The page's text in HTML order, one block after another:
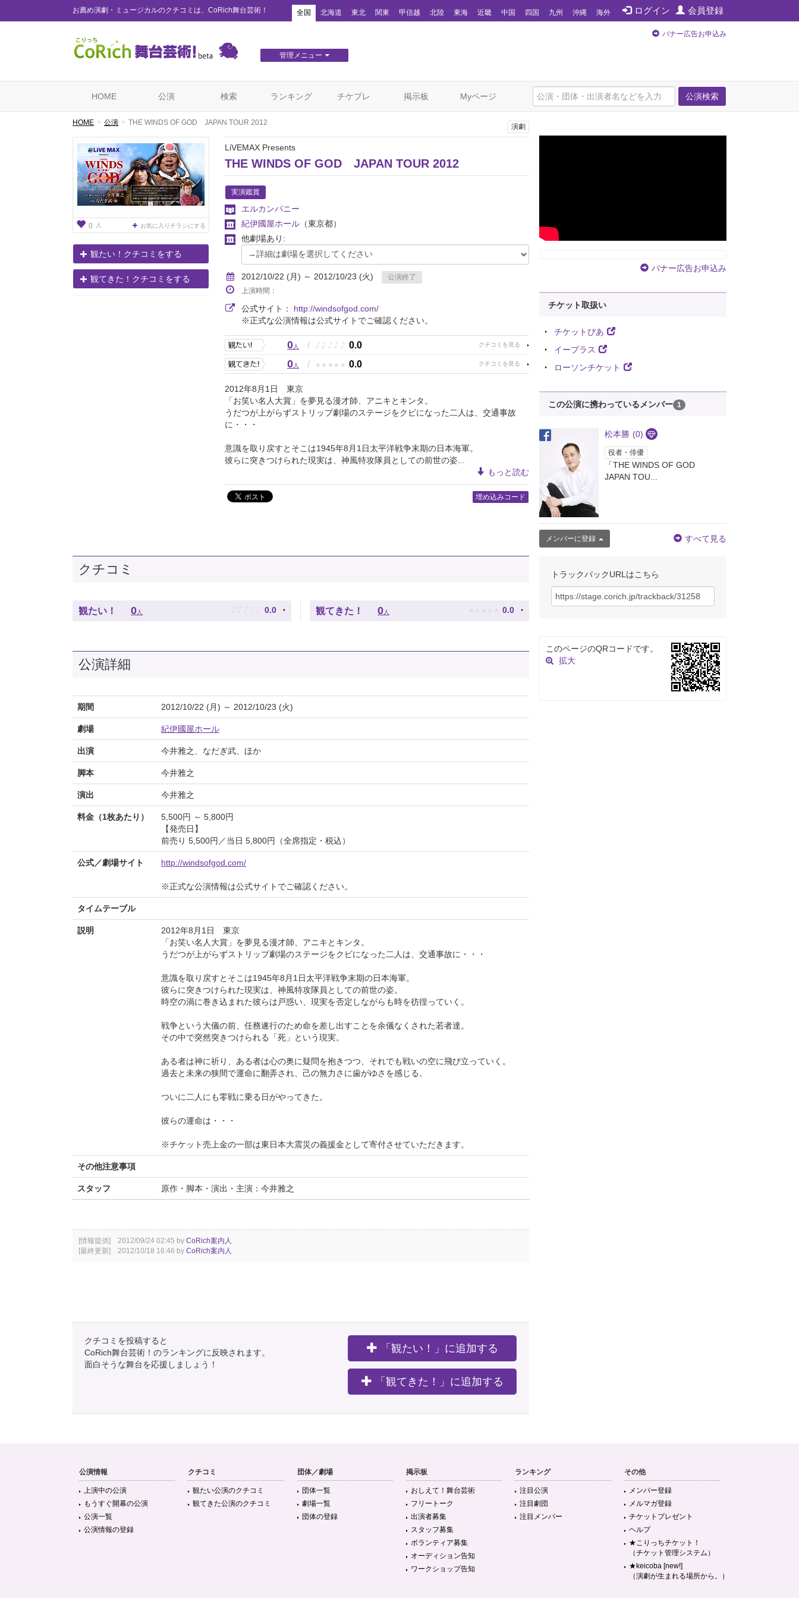
お薦め演劇・ミュージカルのクチコミは、CoRich舞台芸術！ ログイン 会員登録
全国 北海道 東北 関東 甲信越 北陸 東海 近畿 中国 四国 九州 沖縄 海外
管理メニュー
バナー広告お申込み
公演検索
HOME 公演 検索 ランキング チケプレ 掲示板 Myページ
HOME 公演 THE WINDS OF GOD JAPAN TOUR 2012
0 人 お気に入りチラシにする
観たい！クチコミをする
観てきた！クチコミをする
演劇
LiVEMAX Presents
THE WINDS OF GOD JAPAN TOUR 2012
実演鑑賞
エルカンパニー
紀伊國屋ホール （東京都）
他劇場あり:
2012/10/22 (月) ～ 2012/10/23 (火)
公演終了
上演時間：
公式サイト： http://windsofgod.com/
※正式な公演情報は公式サイトでご確認ください。
0人 / ♪ ♪ ♪ ♪ ♪ 0.0
0人 / ★ ★ ★ ★ ★ 0.0
2012年8月1日 東京
「お笑い名人大賞」を夢見る漫才師、アニキとキンタ。
うだつが上がらずストリップ劇場のステージをクビになった二人は、交通事故
に・・・
意識を取り戻すとそこは1945年8月1日太平洋戦争末期の日本海軍。
彼らに突きつけられた現実は、神風特攻隊員としての前世の姿...
もっと読む
埋め込みコード
クチコミ
観たい！ 0 人 ♪ ♪ ♪ ♪ ♪ 0.0 観てきた！ 0 人 ★ ★ ★ ★ ★ 0.0
公演詳細
期間 2012/10/22 (月) ～ 2012/10/23 (火)
劇場 紀伊國屋ホール
出演 今井雅之、なだぎ武、ほか
脚本 今井雅之
演出 今井雅之
料金（1枚あたり）
5,500円 ～ 5,800円
【発売日】
前売り 5,500円／当日 5,800円（全席指定・税込）
公式／劇場サイト http://windsofgod.com/
※正式な公演情報は公式サイトでご確認ください。
タイムテーブル
説明
2012年8月1日 東京
「お笑い名人大賞」を夢見る漫才師、アニキとキンタ。
うだつが上がらずストリップ劇場のステージをクビになった二人は、交通事故に・・・
意識を取り戻すとそこは1945年8月1日太平洋戦争末期の日本海軍。
彼らに突きつけられた現実は、神風特攻隊員としての前世の姿。
時空の渦に巻き込まれた彼らは戸惑い、現実を否定しながらも時を彷徨っていく。
戦争という大儀の前、任務遂行のため命を差し出すことを余儀なくされた若者達。
その中で突然突きつけられる「死」という現実。
ある者は神に祈り、ある者は心の奥に疑問を抱きつつ、それでも戦いの空に飛び立っていく。
過去と未来の狭間で運命に翻弄され、己の無力さに歯がゆさを感じる。
ついに二人にも零戦に乗る日がやってきた。
彼らの運命は・・・
※チケット売上金の一部は東日本大震災の義援金として寄付させていただきます。
その他注意事項
スタッフ 原作・脚本・演出・主演：今井雅之
[情報提供] 2012/09/24 02:45 by CoRich案内人
[最終更新] 2012/10/18 16:46 by CoRich案内人
クチコミを投稿すると
CoRich舞台芸術！のランキングに反映されます。
面白そうな舞台を応援しましょう！
「観たい！」に追加する
「観てきた！」に追加する
バナー広告お申込み
チケット取扱い
チケットぴあ
イープラス
ローソンチケット
この公演に携わっているメンバー 1
松本勝 (0)
役者・俳優
「THE WINDS OF GOD
JAPAN TOU...
メンバーに登録 すべて見る
トラックバックURLはこちら
このページのQRコードです。
拡大
公演情報
上演中の公演
もうすぐ開幕の公演
公演一覧
公演情報の登録
クチコミ
観たい公演のクチコミ
観てきた公演のクチコミ
団体／劇場
団体一覧
劇場一覧
団体の登録
掲示板
おしえて！舞台芸術
フリートーク
出演者募集
スタッフ募集
ボランティア募集
オーディション告知
ワークショップ告知
ランキング
注目公演
注目劇団
注目メンバー
その他
メンバー登録
メルマガ登録
チケットプレゼント
ヘルプ
★こりっちチケット！
（チケット管理システム）
★keicoba [new!]
（演劇が生まれる場所から。）